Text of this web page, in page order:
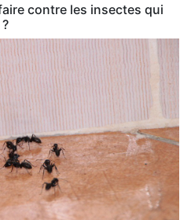
contre les insectes qui